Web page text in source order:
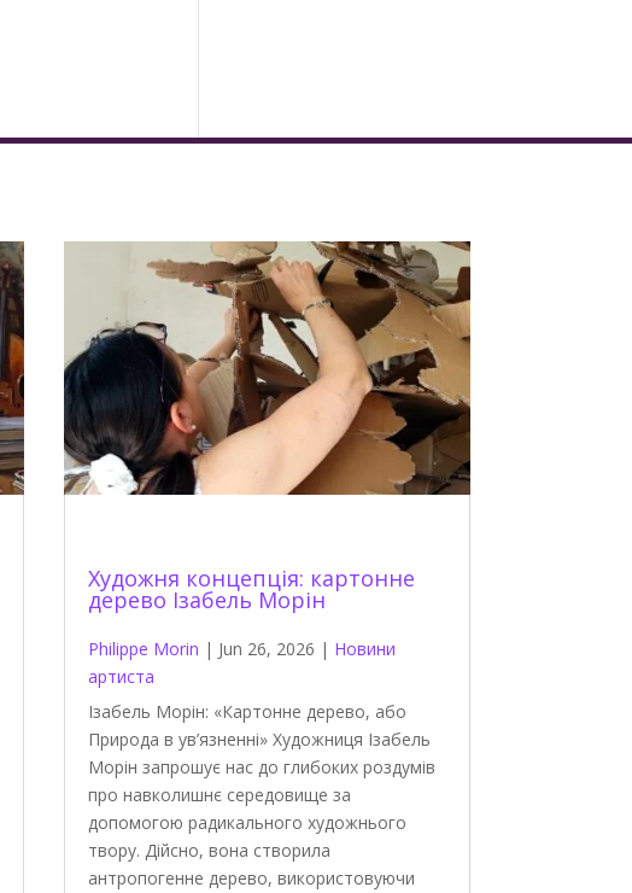
Художня концепція: картонне
дерево Ізабель Морін
Philippe Morin | Jun 26, 2026 | Новини
артиста
Ізабель Морін: «Картонне дерево, або
Природа в ув’язненні» Художниця Ізабель
Морін запрошує нас до глибоких роздумів
про навколишнє середовище за
допомогою радикального художнього
твору. Дійсно, вона створила
антропогенне дерево, використовуючи